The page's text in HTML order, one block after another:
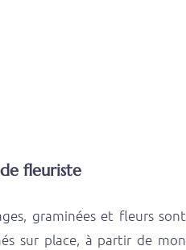
fleuriste
graminées et fleurs sont
sur place, à partir de mon